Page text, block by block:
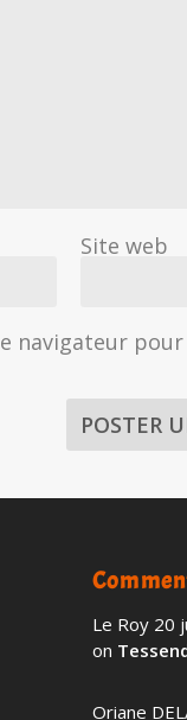
Site web
navigateur
Le Roy 20
on
Oriane